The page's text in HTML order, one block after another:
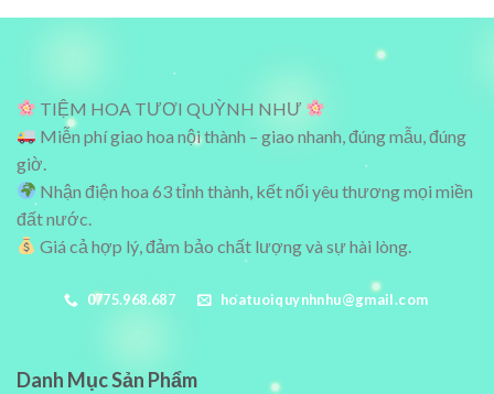
TIỆM HOA TƯƠI QUỲNH NHƯ
Miễn phí giao hoa nội thành – giao nhanh, đúng mẫu, đúng
giờ.
Nhận điện hoa 63 tỉnh thành, kết nối yêu thương mọi miền
đất nước.
Giá cả hợp lý, đảm bảo chất lượng và sự hài lòng.
0775.968.687 hoatuoiquynhnhu@gmail.com
Danh Mục Sản Phẩm